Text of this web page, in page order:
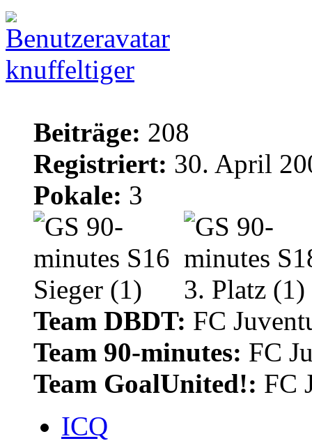
knuffeltiger
Beiträge: 208
Registriert: 30. April
Pokale: 3
Team DBDT: FC
Team 90-minutes: FC
Team GoalUnited!: FC
ICQ